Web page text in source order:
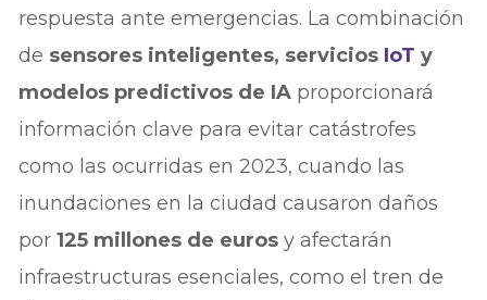
respuesta ante emergencias. La combinación
de sensores inteligentes, servicios IoT y
modelos predictivos de IA proporcionará
información clave para evitar catástrofes
como las ocurridas en 2023, cuando las
inundaciones en la ciudad causaron daños
por125 millones de euros y afectarán
infraestructuras esenciales, como el tren de